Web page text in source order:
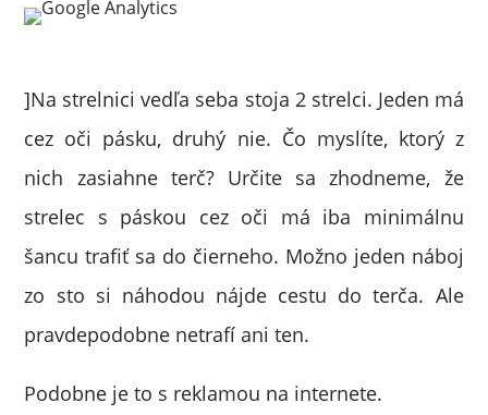
]Na strelnici vedľa seba stoja 2 strelci. Jeden má
cez oči pásku, druhý nie. Čo myslíte, ktorý z
nich zasiahne terč? Určite sa zhodneme, že
strelec s páskou cez oči má iba minimálnu
šancu trafiť sa do čierneho. Možno jeden náboj
zo sto si náhodou nájde cestu do terča. Ale
pravdepodobne netrafí ani ten.
Podobne je to s reklamou na internete.